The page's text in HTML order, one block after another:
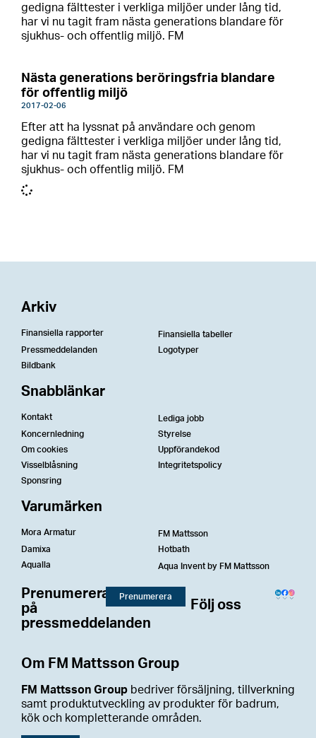
gedigna fälttester i verkliga miljöer under lång tid,
har vi nu tagit fram nästa generations blandare för
sjukhus- och offentlig miljö. FM
Nästa generations beröringsfria blandare
för offentlig miljö
2017-02-06
Efter att ha lyssnat på användare och genom
gedigna fälttester i verkliga miljöer under lång tid,
har vi nu tagit fram nästa generations blandare för
sjukhus- och offentlig miljö. FM
Om FM Mattsson Group
FM Mattsson Group bedriver försäljning, tillverkning
samt produktutveckling av produkter för badrum,
kök och kompletterande områden.
Arkiv
Finansiella rapporter
Finansiella tabeller
Pressmeddelanden
Logotyper
Bildbank
Snabblänkar
Kontakt
Lediga jobb
Koncernledning
Styrelse
Om cookies
Uppförandekod
Visselblåsning
Integritetspolicy
Sponsring
Varumärken
Mora Armatur
FM Mattsson
Damixa
Hotbath
Aqualla
Aqua Invent by FM Mattsson
Prenumerera
på
pressmeddelanden
Prenumerera
Följ oss